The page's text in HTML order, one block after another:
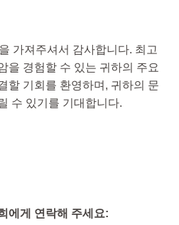
가져주셔서 감사합니다. 최고
을 경험할 수 있는 귀하의 주요
할 기회를 환영하며, 귀하의 문
수 있기를 기대합니다.
에게 연락해 주세요: